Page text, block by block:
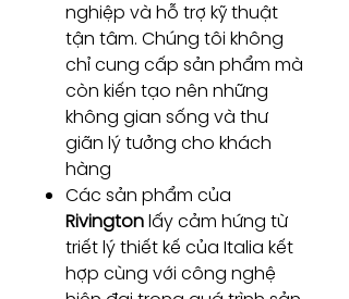
nghiệp và hỗ trợ kỹ thuật
tận tâm. Chúng tôi không
chỉ cung cấp sản phẩm mà
còn kiến tạo nên những
không gian sống và thư
giãn lý tưởng cho khách
hàng
Các sản phẩm của
Rivingtonlấy cảm hứng từ
triết lý thiết kế của Italia kết
hợp cùng với công nghệ